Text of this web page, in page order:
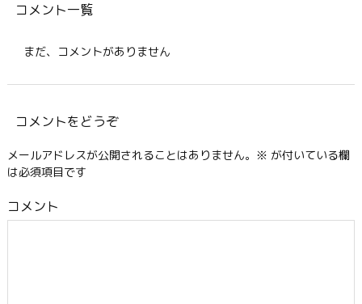
コメント一覧
まだ、コメントがありません
コメントをどうぞ
メールアドレスが公開されることはありません。 ※ が付いている欄
は必須項目です
コメント